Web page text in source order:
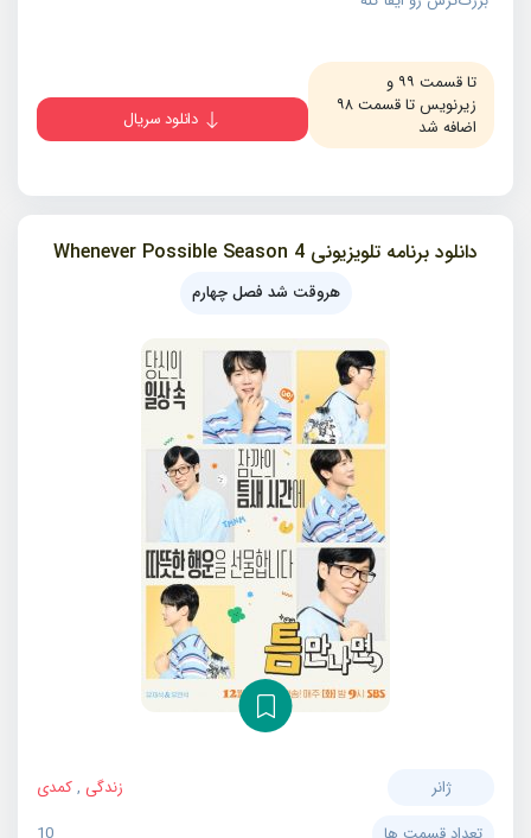
تا قسمت ۹۹ و
زیرنویس تا قسمت ۹۸
اضافه شد
دانلود سریال
دانلود برنامه تلویزیونی Whenever Possible Season 4
هروقت شد فصل چهارم
ژانر زندگی ,کمدی